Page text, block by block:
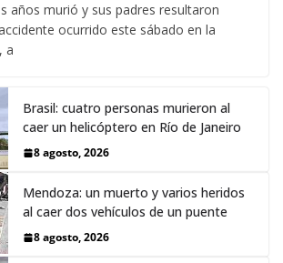
años murió y sus padres resultaron
ocurrido este sábado en la
a
Brasil: cuatro personas murieron al
caer un helicóptero en Río de Janeiro
8 agosto, 2026
Mendoza: un muerto y varios heridos
al caer dos vehículos de un puente
8 agosto, 2026